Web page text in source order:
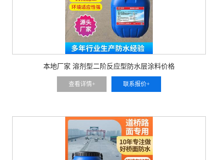
本地厂家 溶剂型二阶反应型防水层涂料价格
查看详情+ 联系报价+